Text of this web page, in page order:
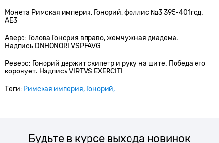
Монета Римская империя, Гонорий, фоллис №3 395-401год.
АЕ3
Аверс: Голова Гонория вправо, жемчужная диадема.
Надпись DNHONORI VSPFAVG
Реверс: Гонорий держит скипетр и руку на щите. Победа его
коронует. Надпись VIRTVS EXERCITI
Теги: Римская империя Гонорий
Будьте в курсе выхода новинок